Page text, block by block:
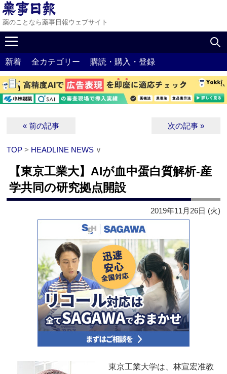
薬のことなら薬事日報ウェブサイト
新着 全カテゴリー 購読・購入・登録
« 前の記事 次の記事 »
TOP > HEADLINE NEWS ∨
【東京工業大】AIが血中蛋白質解析‐産
学共同の研究拠点開設
2019年11月26日 (火)
東京工業大学は、林宣宏准教